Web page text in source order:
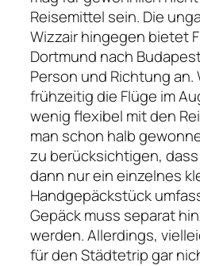
Reisemittel sein. Die
Wizzair hingegen bietet
Dortmund nach
Person und Richtung an.
frühzeitig die Flüge im
wenig flexibel mit den
man schon halb
zu berücksichtigen,
dann nur ein einzelnes
Handgepäckstück
Gepäck muss separat
werden. Allerdings,
für den Städtetrip gar